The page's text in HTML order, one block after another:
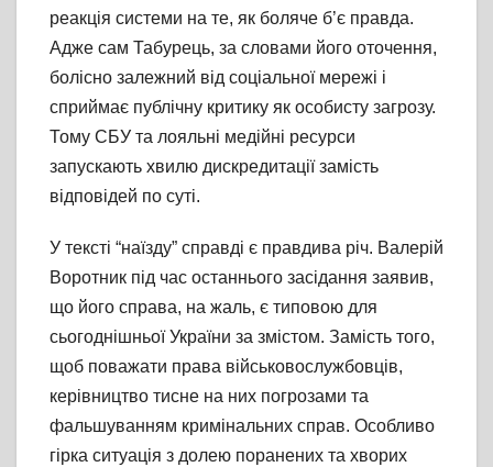
реакція системи на те, як боляче б’є правда.
Адже сам Табурець, за словами його оточення,
болісно залежний від соціальної мережі і
сприймає публічну критику як особисту загрозу.
Тому СБУ та лояльні медійні ресурси
запускають хвилю дискредитації замість
відповідей по суті.
У тексті “наїзду” справді є правдива річ. Валерій
Воротник під час останнього засідання заявив,
що його справа, на жаль, є типовою для
сьогоднішньої України за змістом. Замість того,
щоб поважати права військовослужбовців,
керівництво тисне на них погрозами та
фальшуванням кримінальних справ. Особливо
гірка ситуація з долею поранених та хворих